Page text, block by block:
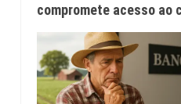
compromete acesso ao